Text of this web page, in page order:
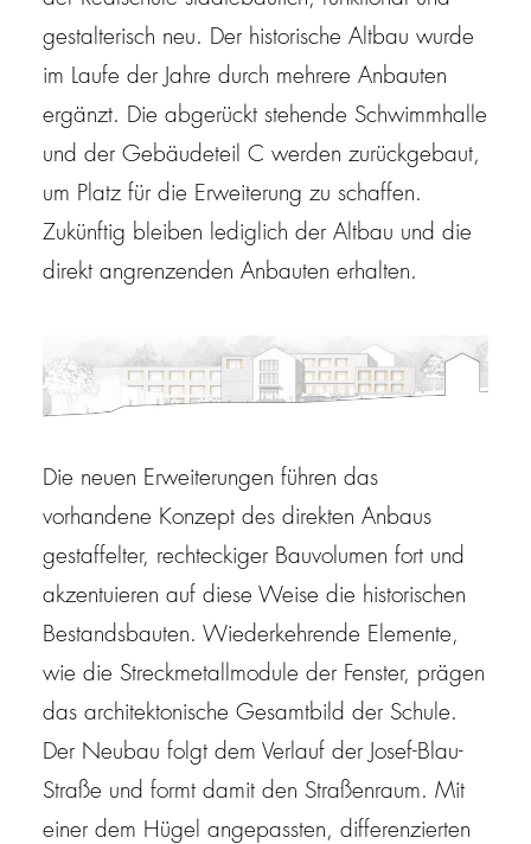
gestalterisch neu. Der historische Altbau wurde
im Laufe der Jahre durch mehrere Anbauten
ergänzt. Die abgerückt stehende Schwimmhalle
und der Gebäudeteil C werden zurückgebaut,
um Platz für die Erweiterung zu schaffen.
Zukünftig bleiben lediglich der Altbau und die
direkt angrenzenden Anbauten erhalten.
Die neuen Erweiterungen führen das
vorhandene Konzept des direkten Anbaus
gestaffelter, rechteckiger Bauvolumen fort und
akzentuieren auf diese Weise die historischen
Bestandsbauten. Wiederkehrende Elemente,
wie die Streckmetallmodule der Fenster, prägen
das architektonische Gesamtbild der Schule.
Der Neubau folgt dem Verlauf der Josef-Blau-
Straße und formt damit den Straßenraum. Mit
einer dem Hügel angepassten, differenzierten